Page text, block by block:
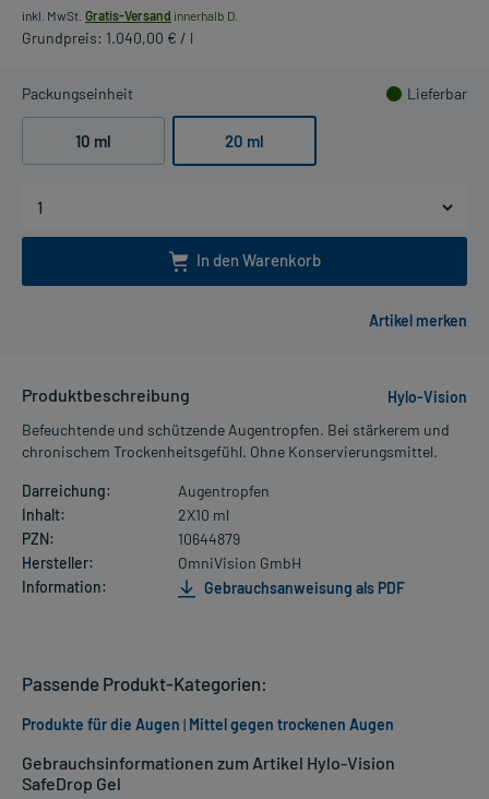
inkl. MwSt. Gratis-Versand innerhalb D.
Grundpreis: 1.040,00 € / l
Packungseinheit Lieferbar
10 ml 20 ml
In den Warenkorb
Produktbeschreibung
Hylo-Vision
Befeuchtende und schützende Augentropfen. Bei stärkerem und
chronischem Trockenheitsgefühl. Ohne Konservierungsmittel.
Darreichung:
Augentropfen
Inhalt:
2X10 ml
PZN:
10644879
Hersteller:
OmniVision GmbH
Information:
Gebrauchsanweisung als PDF
Gebrauchsinformationen zum Artikel Hylo-Vision
SafeDrop Gel
Passende Produkt-Kategorien:
Produkte für die Augen | Mittel gegen trockenen Augen